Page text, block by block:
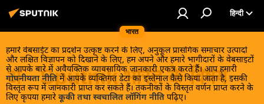
भारत
हिन्दी
हमारे वेबसाईट का प्रदर्शन उत्कृष्ट करने के लिए, अनुकूल प्रासंगिक समाचार उत्पादों
और लक्षित विज्ञापन को दिखाने के लिए, हम अपने और हमारे भागीदारों के वेबसाइटों
से आपके बारे में अवैयक्तिक व्यावसायिक जानकारी एकत्र करते हैं। आप हमारी
गोपनीयता नीतिमें आपके व्यक्तिगत डेटा का इस्तेमाल कैसे किया जाता है, इसकी
विस्तृत रूप में जानकारी प्राप्त कर सकते हैं। तकनीकों के विस्तृत वर्णन प्राप्त करने के
लिए कृपया हमारे कूकी तथा स्वचालित लॉगिंग नीति पढ़िए।
अ - Sputnik भारत के विषय